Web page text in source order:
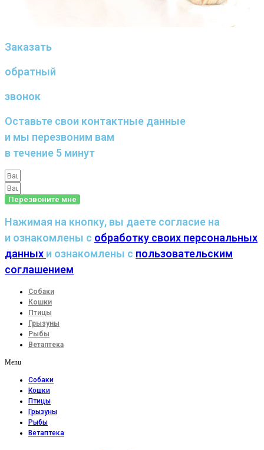
Заказать
обратный
звонок
Оставьте свои контактные данные
и мы перезвоним вам
в течение 5 минут
Перезвоните мне
Нажимая на кнопку, вы даете согласие на
и ознакомлены с обработку своих персональных
данных и ознакомлены с пользовательским
соглашением
Собаки
Кошки
Птицы
Грызуны
Рыбы
Ветаптека
Menu
Собаки
Кошки
Птицы
Грызуны
Рыбы
Ветаптека